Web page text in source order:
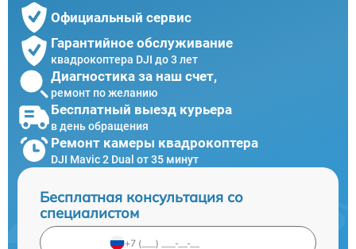
Официальный сервис
Гарантийное обслуживание
квадрокоптера DJI до 3 лет
Диагностика за наш счет,
ремонт по желанию
Бесплатный выезд курьера
в день обращения
Ремонт камеры квадрокоптера
DJI Mavic 2 Dual от 35 минут
Бесплатная консультация со
специалистом